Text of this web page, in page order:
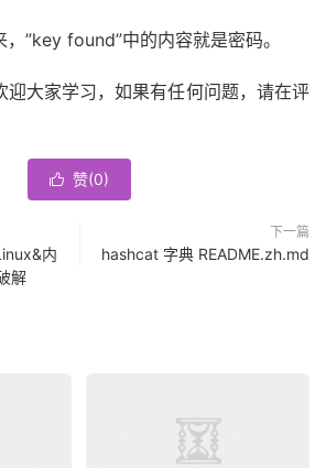
”key found”中的内容就是密码。
迎大家学习，如果有任何问题，请在评
 赞(0)
内
解
下一篇
hashcat 字典 README.zh.md